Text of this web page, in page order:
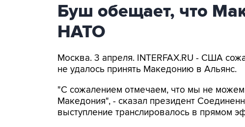
Буш обещает, что
НАТО
Москва. 3 апреля. INTERFAX.RU - США
не удалось принять Македонию в Альянс.
"С сожалением отмечаем, что мы не можем
Македония", - сказал президент
выступление транслировалось в прямом